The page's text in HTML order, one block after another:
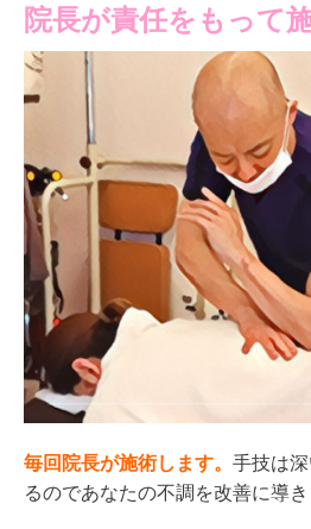
院長が責任をもって
毎回院長が施術します。 手技は
るのであなたの不調を改善に導き